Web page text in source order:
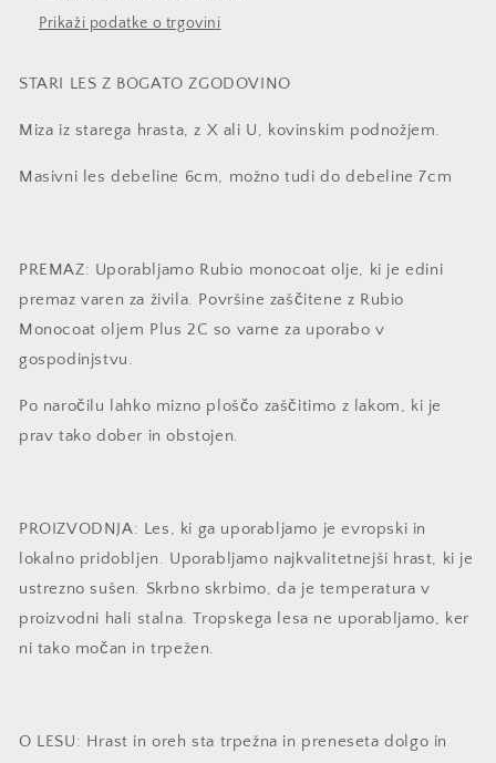
Prikaži podatke o trgovini
STARI LES Z BOGATO ZGODOVINO
Miza iz starega hrasta, z X ali U, kovinskim podnožjem.
Masivni les debeline 6cm, možno tudi do debeline 7cm
PREMAZ: Uporabljamo Rubio monocoat olje, ki je edini
premaz varen za živila. Površine zaščitene z Rubio
Monocoat oljem Plus 2C so varne za uporabo v
gospodinjstvu.
Po naročilu lahko mizno ploščo zaščitimo z lakom, ki je
prav tako dober in obstojen.
PROIZVODNJA: Les, ki ga uporabljamo je evropski in
lokalno pridobljen. Uporabljamo najkvalitetnejši hrast, ki je
ustrezno sušen. Skrbno skrbimo, da je temperatura v
proizvodni hali stalna. Tropskega lesa ne uporabljamo, ker
ni tako močan in trpežen.
O LESU: Hrast in oreh sta trpežna in preneseta dolgo in